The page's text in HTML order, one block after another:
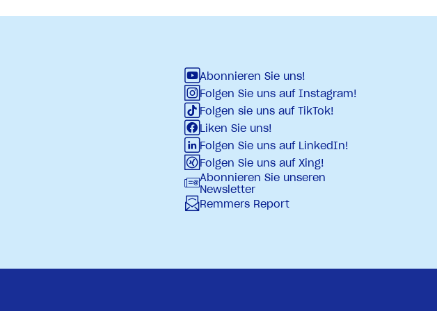
Abonnieren Sie uns!
Folgen Sie uns auf Instagram!
Folgen sie uns auf TikTok!
Liken Sie uns!
Folgen Sie uns auf LinkedIn!
Folgen Sie uns auf Xing!
Abonnieren Sie unseren
Newsletter
Remmers Report